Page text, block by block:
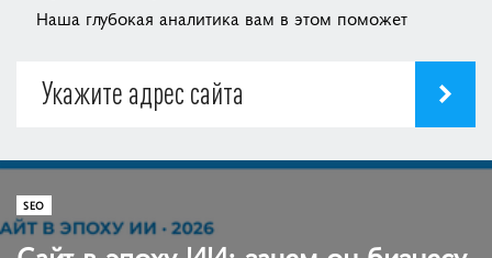
Наша глубокая аналитика вам в этом поможет
SEO